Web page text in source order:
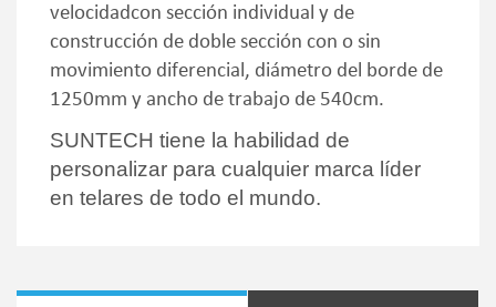
velocidadcon sección individual y de
construcción de doble sección con o sin
movimiento diferencial, diámetro del borde de
1250mm y ancho de trabajo de 540cm.
SUNTECH tiene la habilidad de
personalizar para cualquier marca líder
en telares de todo el mundo.